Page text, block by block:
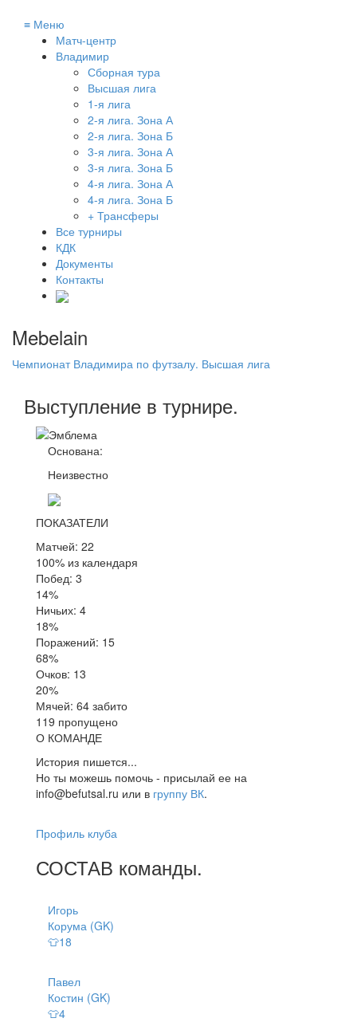
≡ Меню
Матч-центр
Владимир
Сборная тура
Высшая лига
1-я лига
2-я лига. Зона А
2-я лига. Зона Б
3-я лига. Зона А
3-я лига. Зона Б
4-я лига. Зона А
4-я лига. Зона Б
+ Трансферы
Все турниры
КДК
Документы
Контакты
Mebelain
Чемпионат Владимира по футзалу. Высшая лига
Выступление в турнире.
Основана:
Неизвестно
ПОКАЗАТЕЛИ
Матчей: 22
100% из календаря
Побед: 3
14%
Ничьих: 4
18%
Поражений: 15
68%
Очков: 13
20%
Мячей: 64 забито
119 пропущено
О КОМАНДЕ
История пишется...
Но ты можешь помочь - присылай ее на
info@befutsal.ru или в группу ВК.
Профиль клуба
СОСТАВ команды.
Игорь
Корума (GK)
👕18
Павел
Костин (GK)
👕4